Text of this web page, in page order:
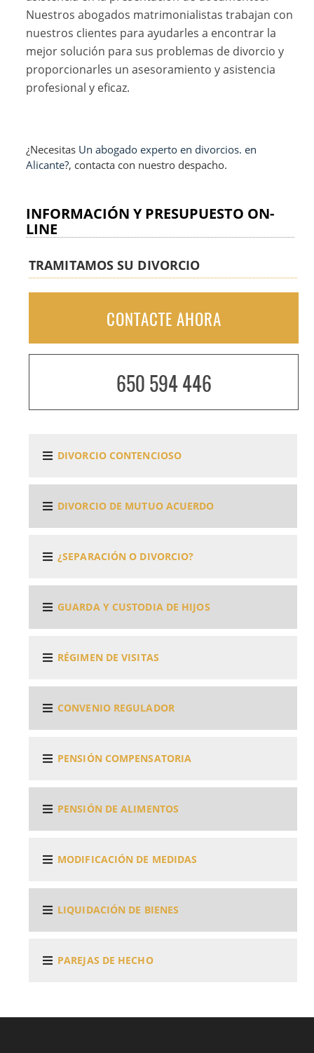
Nuestros abogados matrimonialistas trabajan con
nuestros clientes para ayudarles a encontrar la
mejor solución para sus problemas de divorcio y
proporcionarles un asesoramiento y asistencia
profesional y eficaz.
¿Necesitas Un abogado experto en divorcios. en
Alicante?, contacta con nuestro despacho.
INFORMACIÓN Y PRESUPUESTO ON-
LINE
TRAMITAMOS SU DIVORCIO
CONTACTE AHORA
650 594 446
DIVORCIO CONTENCIOSO
DIVORCIO DE MUTUO ACUERDO
¿SEPARACIÓN O DIVORCIO?
GUARDA Y CUSTODIA DE HIJOS
RÉGIMEN DE VISITAS
CONVENIO REGULADOR
PENSIÓN COMPENSATORIA
PENSIÓN DE ALIMENTOS
MODIFICACIÓN DE MEDIDAS
LIQUIDACIÓN DE BIENES
PAREJAS DE HECHO